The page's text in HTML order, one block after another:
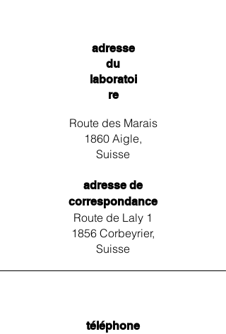
adresse
du
laboratoi
re
Route des Marais
1860 Aigle,
Suisse
adresse de
correspondance
Route de Laly 1
1856 Corbeyrier,
Suisse
téléphone